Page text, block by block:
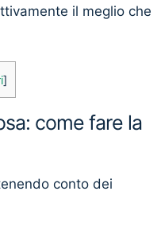
il meglio che
]
come fare la
conto dei